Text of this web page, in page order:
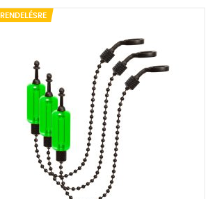
RENDELÉSRE